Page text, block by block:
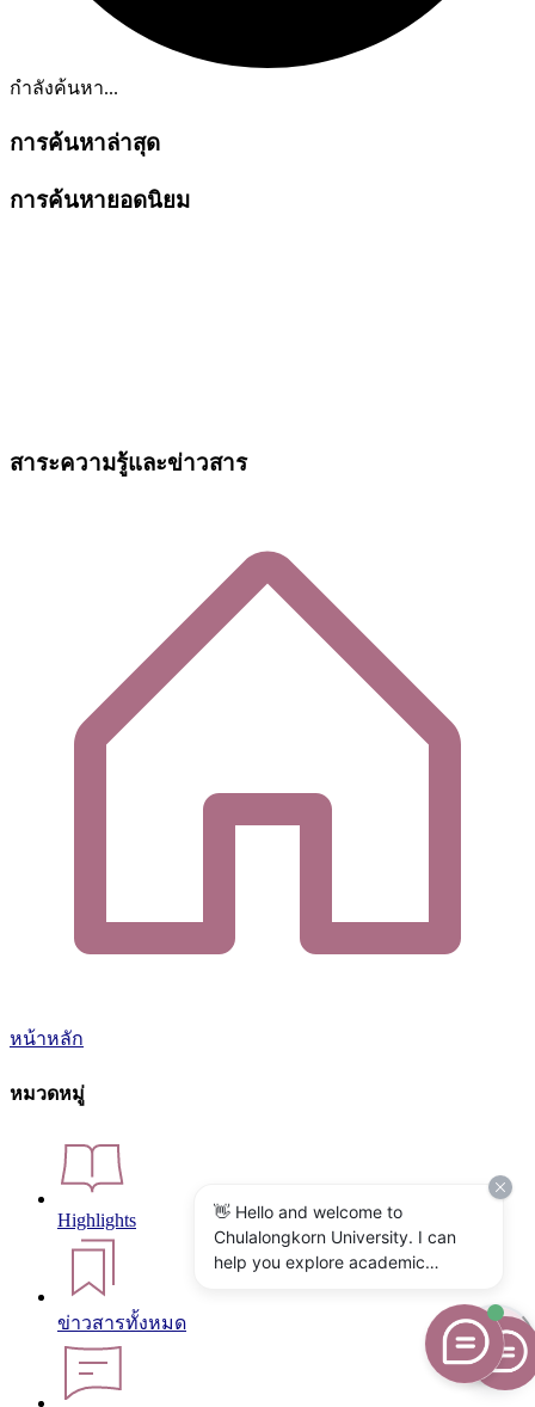
กำลังค้นหา...
การค้นหาล่าสุด
การค้นหายอดนิยม
สาระความรู้และข่าวสาร
หน้าหลัก
หมวดหมู่
Highlights
ข่าวสารทั้งหมด
👋 Hello and welcome to
Chulalongkorn University. I can
help you explore academic